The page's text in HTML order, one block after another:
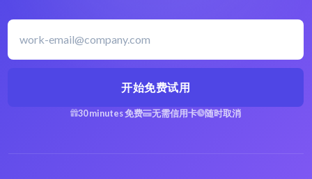
开始免费试用
30 minutes 免费 无需信用卡 随时取消